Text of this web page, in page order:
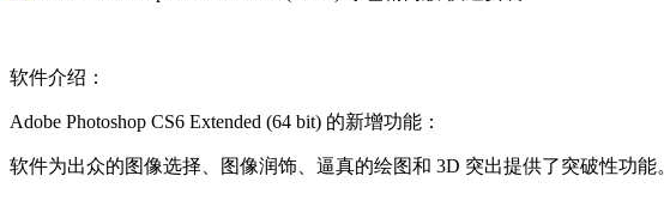
软件介绍：
Adobe Photoshop CS6 Extended (64 bit) 的新增功能：
软件为出众的图像选择、图像润饰、逼真的绘图和 3D 突出提供了突破性功